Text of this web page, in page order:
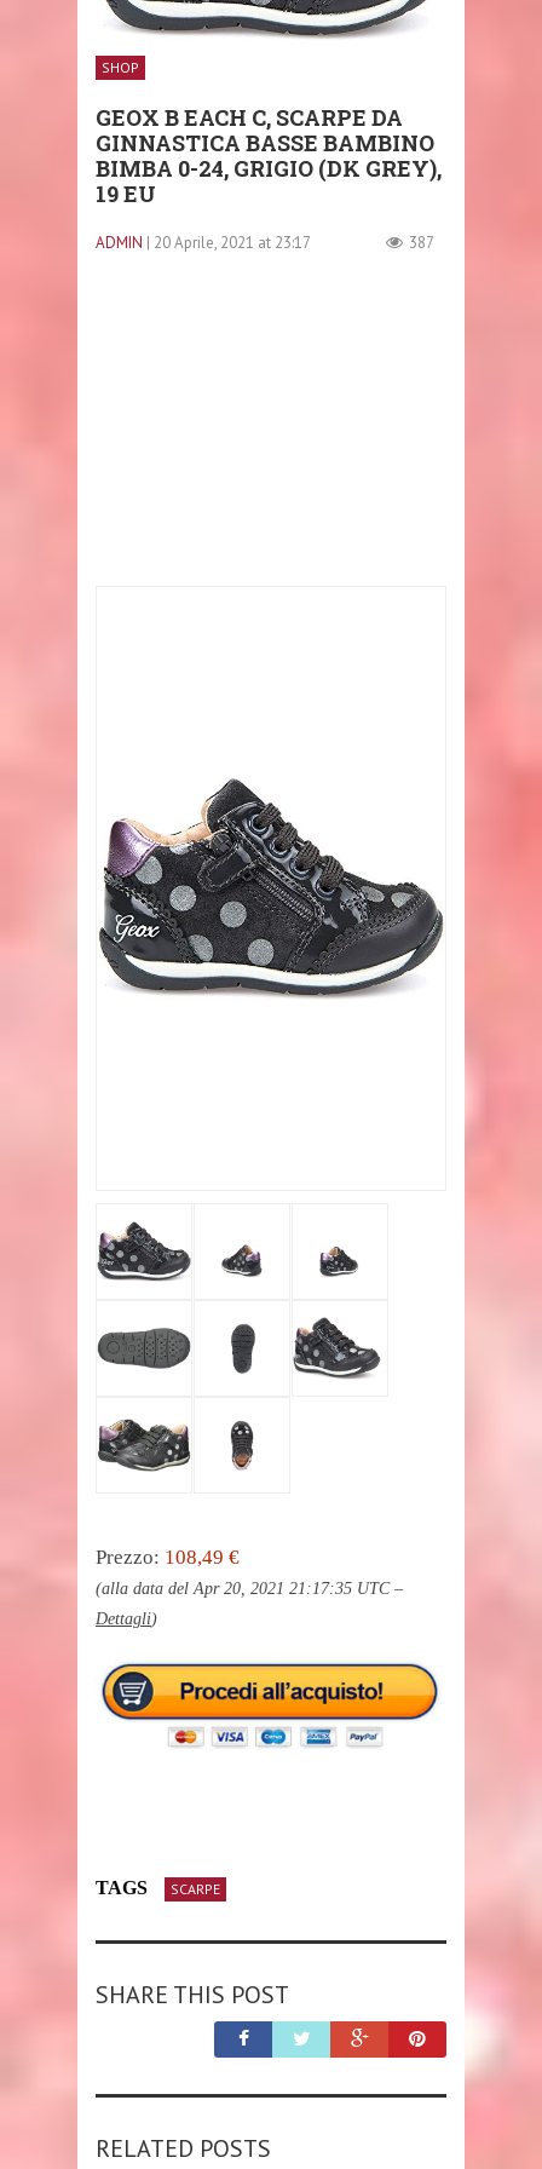
SHOP
GEOX B EACH C, SCARPE DA
GINNASTICA BASSE BAMBINO
BIMBA 0-24, GRIGIO (DK GREY),
19 EU
ADMIN | 20 Aprile, 2021 at 23:17 387
Prezzo: 108,49 €
(alla data del Apr 20, 2021 21:17:35 UTC –
Dettagli)
TAGS SCARPE
SHARE THIS POST
RELATED POSTS